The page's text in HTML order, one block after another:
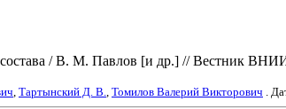
состава / В. М. Павлов [и др.] // Вестник
Тартынский Д. В. Томилов Валерий Викторович .